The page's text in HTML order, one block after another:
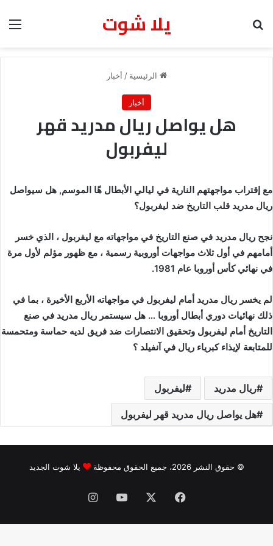
يلا شوت
الرئيسية / أخبار
أخبار
هل يواصل ريال مدريد قهر
ليفربول
مع إقتراب مواجهتهم النارية في ليالي الأبطال هّا الموسم, هل سيواصل
ريال مدريد قلب التاريخ ضد ليفربول؟
نجح ريال مدريد في صنع التاريخ في مواجهاته مع ليفربول ، الذي خسر
أمامهم في أول ثلاث مواجهات أوروبية رسمية ، مع ظهور مؤلم لأول مرة
في نهائي كأس أوروبا عام 1981.
لم يخسر ريال مدريد أمام ليفربول في مواجهاته الأربع الأخيرة ، بما في
ذلك نهائيات دوري أبطال أوروبا … هل سيستمر ريال مدريد في صنع
التاريخ أمام ليفربول وتحقيق الانتصارات ضد فريق لديه حماسة ومتحمسة
للمتابعة لإيذاء كبرياء ريال في آنفيلد ؟
ريال مدريد ليفربول
هل يواصل ريال مدريد قهر ليفربول
© حقوق النشر 2026، جميع الحقوق محفوظة يلا شوت الجديد
فيسبوك ‫YouTubeانستقرام